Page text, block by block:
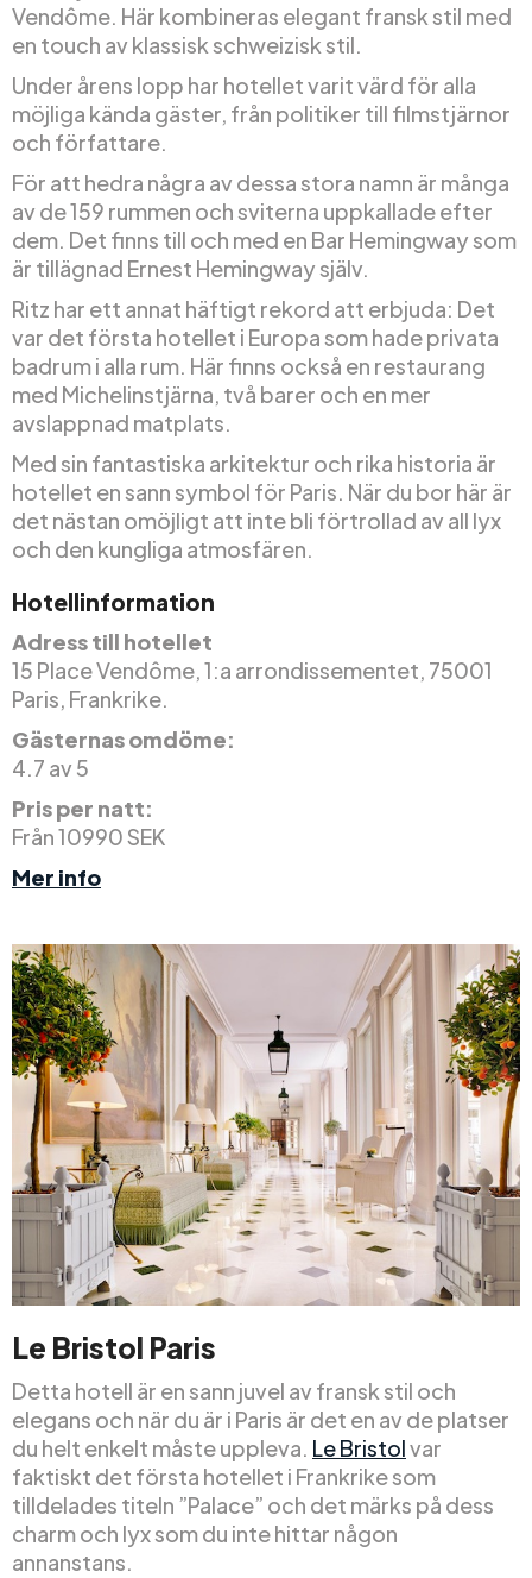
Vendôme. Här kombineras elegant fransk stil med
en touch av klassisk schweizisk stil.
Under årens lopp har hotellet varit värd för alla
möjliga kända gäster, från politiker till filmstjärnor
och författare.
För att hedra några av dessa stora namn är många
av de 159 rummen och sviterna uppkallade efter
dem. Det finns till och med en Bar Hemingway som
är tillägnad Ernest Hemingway själv.
Ritz har ett annat häftigt rekord att erbjuda: Det
var det första hotellet i Europa som hade privata
badrum i alla rum. Här finns också en restaurang
med Michelinstjärna, två barer och en mer
avslappnad matplats.
Med sin fantastiska arkitektur och rika historia är
hotellet en sann symbol för Paris. När du bor här är
det nästan omöjligt att inte bli förtrollad av all lyx
och den kungliga atmosfären.
Hotellinformation
Adress till hotellet
15 Place Vendôme, 1:a arrondissementet, 75001
Paris, Frankrike.
Gästernas omdöme:
4.7 av 5
Pris per natt:
Från 10990 SEK
Mer info
Le Bristol Paris
Detta hotell är en sann juvel av fransk stil och
elegans och när du är i Paris är det en av de platser
du helt enkelt måste uppleva. Le Bristolvar
faktiskt det första hotellet i Frankrike som
tilldelades titeln ”Palace” och det märks på dess
charm och lyx som du inte hittar någon
annanstans.